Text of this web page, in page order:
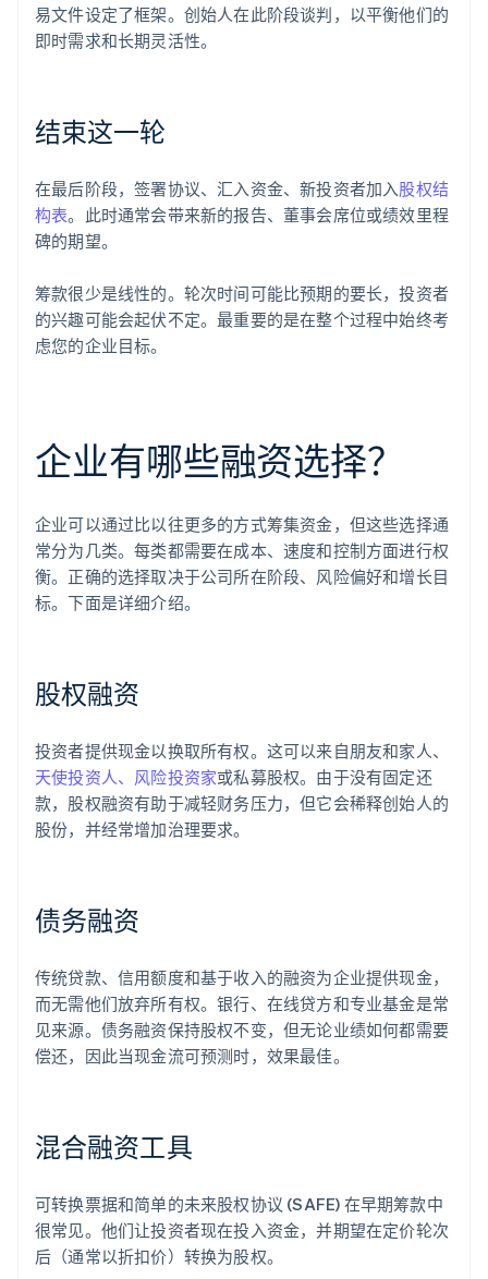
易文件设定了框架。创始人在此阶段谈判，以平衡他们的
即时需求和长期灵活性。
结束这一轮
在最后阶段，签署协议、汇入资金、新投资者加入股权结
构表。此时通常会带来新的报告、董事会席位或绩效里程
碑的期望。
筹款很少是线性的。轮次时间可能比预期的要长，投资者
的兴趣可能会起伏不定。最重要的是在整个过程中始终考
虑您的企业目标。
企业有哪些融资选择？
企业可以通过比以往更多的方式筹集资金，但这些选择通
常分为几类。每类都需要在成本、速度和控制方面进行权
衡。正确的选择取决于公司所在阶段、风险偏好和增长目
标。下面是详细介绍。
股权融资
投资者提供现金以换取所有权。这可以来自朋友和家人、
天使投资人、风险投资家或私募股权。由于没有固定还
款，股权融资有助于减轻财务压力，但它会稀释创始人的
股份，并经常增加治理要求。
债务融资
传统贷款、信用额度和基于收入的融资为企业提供现金，
而无需他们放弃所有权。银行、在线贷方和专业基金是常
见来源。债务融资保持股权不变，但无论业绩如何都需要
偿还，因此当现金流可预测时，效果最佳。
混合融资工具
可转换票据和简单的未来股权协议 (SAFE) 在早期筹款中
很常见。他们让投资者现在投入资金，并期望在定价轮次
后（通常以折扣价）转换为股权。